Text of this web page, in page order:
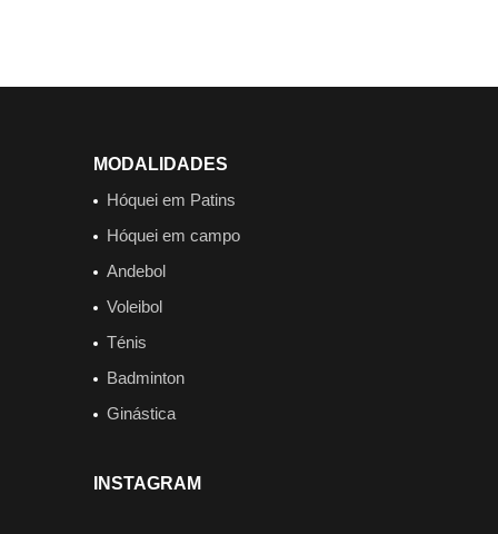
MODALIDADES
Hóquei em Patins
Hóquei em campo
Andebol
Voleibol
Ténis
Badminton
Ginástica
INSTAGRAM